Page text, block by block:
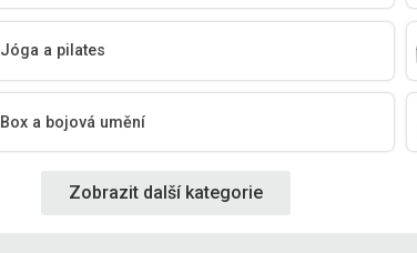
Jóga a pilates
Box a bojová umění
Zobrazit další kategorie